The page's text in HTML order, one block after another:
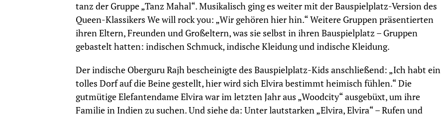
tanz der Gruppe „Tanz Mahal“. Musikalisch ging es weiter mit der Bauspielplatz-Version des
Queen-Klassikers We will rock you: „Wir gehören hier hin.“ Weitere Gruppen präsentierten
ihren Eltern, Freunden und Großeltern, was sie selbst in ihren Bauspielplatz – Gruppen
gebastelt hatten: indischen Schmuck, indische Kleidung und indische Kleidung.
Der indische Oberguru Rajh bescheinigte des Bauspielplatz-Kids anschließend: „Ich habt ein
tolles Dorf auf die Beine gestellt, hier wird sich Elvira bestimmt heimisch fühlen.“ Die
gutmütige Elefantendame Elvira war im letzten Jahr aus „Woodcity“ ausgebüxt, um ihre
Familie in Indien zu suchen. Und siehe da: Unter lautstarken „Elvira, Elvira“ – Rufen und